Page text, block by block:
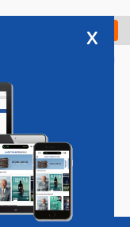
Check in
Vacatures
x